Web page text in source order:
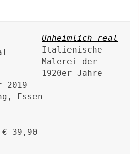
Unheimlich real
Italienische
Malerei der
1920er Jahre
2019
Essen
39,90